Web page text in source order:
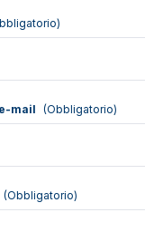
mail (Obbligatorio)
(Obbligatorio)